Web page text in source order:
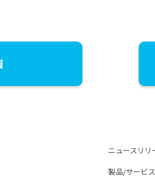
ニュースリリ
製品/サービス